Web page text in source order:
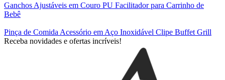
Ganchos Ajustáveis em Couro PU Facilitador para Carrinho de
Bebê
Pinça de Comida Acessório em Aço Inoxidável Clipe Buffet Grill
Receba novidades e ofertas incríveis!